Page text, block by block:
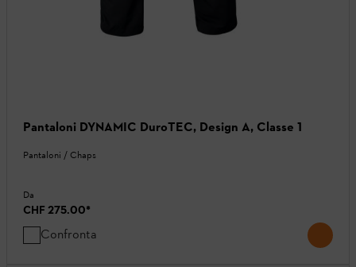
Pantaloni DYNAMIC DuroTEC, Design A, Classe 1
Pantaloni / Chaps
Da
CHF 275.00*
Confronta